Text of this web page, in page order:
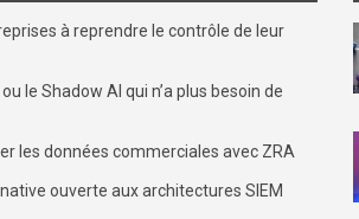
à reprendre le contrôle de leur
le Shadow AI qui n’a plus besoin de
les données commerciales avec ZRA
ouverte aux architectures SIEM